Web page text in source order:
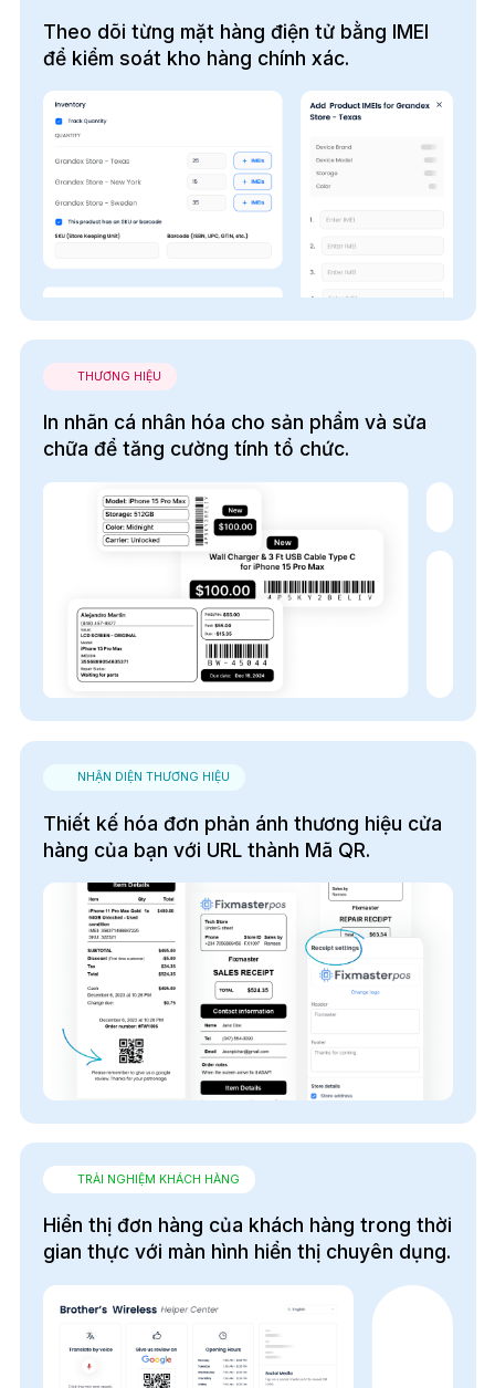
Theo dõi từng mặt hàng điện tử bằng IMEI
để kiểm soát kho hàng chính xác.
THƯƠNG HIỆU
In nhãn cá nhân hóa cho sản phẩm và sửa
chữa để tăng cường tính tổ chức.
NHẬN DIỆN THƯƠNG HIỆU
Thiết kế hóa đơn phản ánh thương hiệu cửa
hàng của bạn với URL thành Mã QR.
TRẢI NGHIỆM KHÁCH HÀNG
Hiển thị đơn hàng của khách hàng trong thời
gian thực với màn hình hiển thị chuyên dụng.